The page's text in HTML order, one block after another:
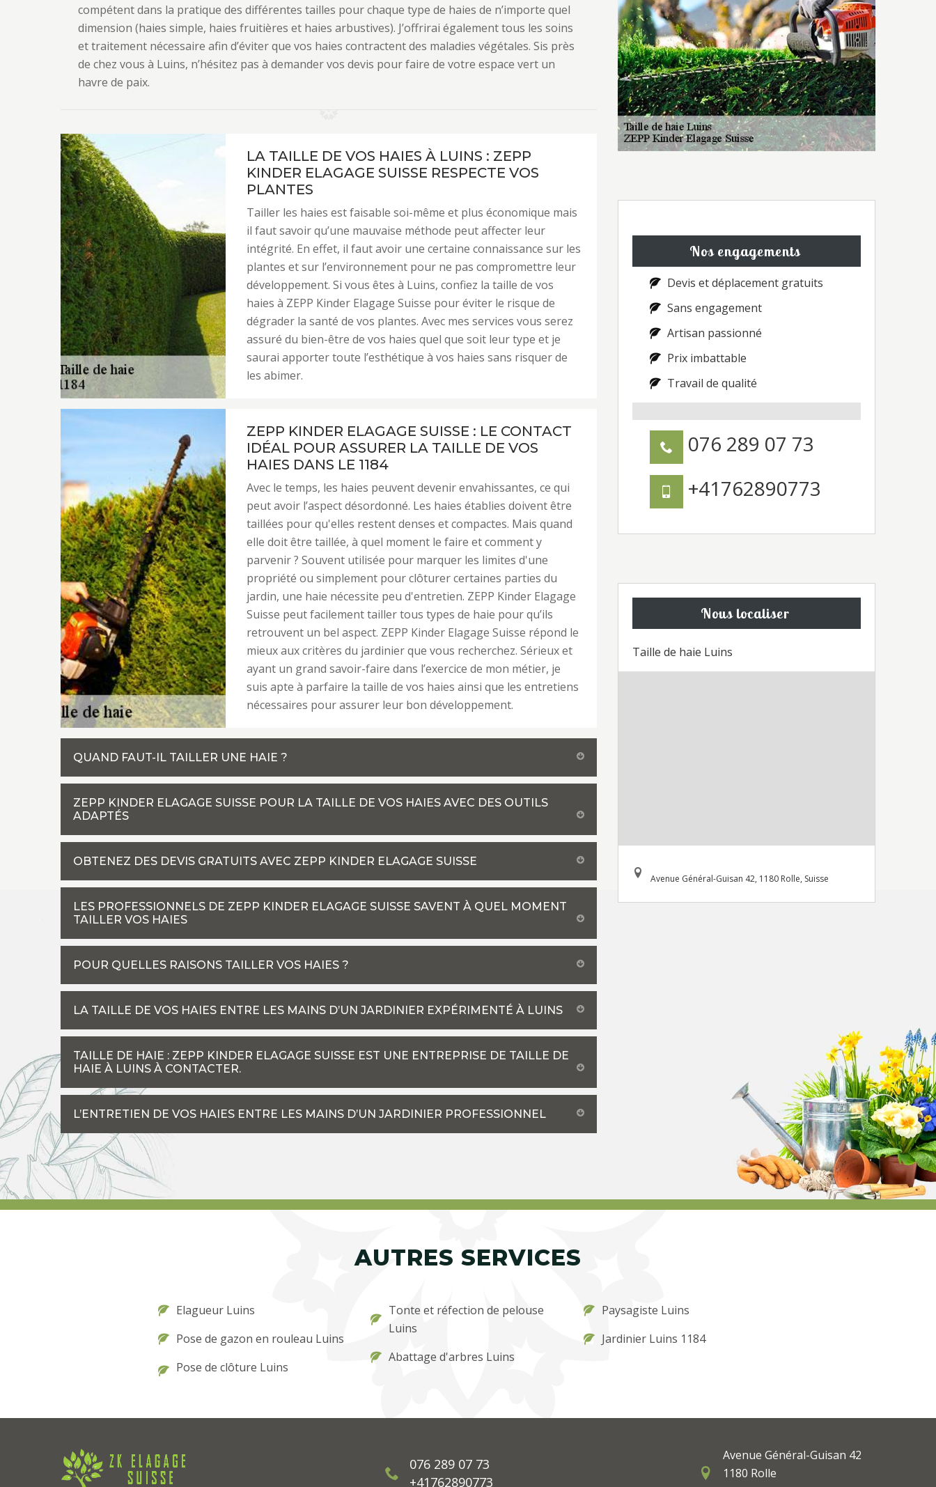
compétent dans la pratique des différentes tailles pour chaque type de haies de n’importe quel
dimension (haies simple, haies fruitières et haies arbustives). J’offrirai également tous les soins
et traitement nécessaire afin d’éviter que vos haies contractent des maladies végétales. Sis près
de chez vous à Luins, n’hésitez pas à demander vos devis pour faire de votre espace vert un
havre de paix.
LA TAILLE DE VOS HAIES À LUINS : ZEPP
KINDER ELAGAGE SUISSE RESPECTE VOS
PLANTES
Tailler les haies est faisable soi-même et plus économique mais
il faut savoir qu’une mauvaise méthode peut affecter leur
intégrité. En effet, il faut avoir une certaine connaissance sur les
plantes et sur l’environnement pour ne pas compromettre leur
développement. Si vous êtes à Luins, confiez la taille de vos
haies à ZEPP Kinder Elagage Suisse pour éviter le risque de
dégrader la santé de vos plantes. Avec mes services vous serez
assuré du bien-être de vos haies quel que soit leur type et je
saurai apporter toute l’esthétique à vos haies sans risquer de
les abimer.
ZEPP KINDER ELAGAGE SUISSE : LE CONTACT
IDÉAL POUR ASSURER LA TAILLE DE VOS
HAIES DANS LE 1184
Avec le temps, les haies peuvent devenir envahissantes, ce qui
peut avoir l’aspect désordonné. Les haies établies doivent être
taillées pour qu'elles restent denses et compactes. Mais quand
elle doit être taillée, à quel moment le faire et comment y
parvenir ? Souvent utilisée pour marquer les limites d'une
propriété ou simplement pour clôturer certaines parties du
jardin, une haie nécessite peu d'entretien. ZEPP Kinder Elagage
Suisse peut facilement tailler tous types de haie pour qu’ils
retrouvent un bel aspect. ZEPP Kinder Elagage Suisse répond le
mieux aux critères du jardinier que vous recherchez. Sérieux et
ayant un grand savoir-faire dans l’exercice de mon métier, je
suis apte à parfaire la taille de vos haies ainsi que les entretiens
nécessaires pour assurer leur bon développement.
QUAND FAUT-IL TAILLER UNE HAIE ?
ZEPP KINDER ELAGAGE SUISSE POUR LA TAILLE DE VOS HAIES AVEC DES OUTILS
ADAPTÉS
OBTENEZ DES DEVIS GRATUITS AVEC ZEPP KINDER ELAGAGE SUISSE
LES PROFESSIONNELS DE ZEPP KINDER ELAGAGE SUISSE SAVENT À QUEL MOMENT
TAILLER VOS HAIES
POUR QUELLES RAISONS TAILLER VOS HAIES ?
LA TAILLE DE VOS HAIES ENTRE LES MAINS D’UN JARDINIER EXPÉRIMENTÉ À LUINS
TAILLE DE HAIE : ZEPP KINDER ELAGAGE SUISSE EST UNE ENTREPRISE DE TAILLE DE
HAIE À LUINS À CONTACTER.
L’ENTRETIEN DE VOS HAIES ENTRE LES MAINS D’UN JARDINIER PROFESSIONNEL
Nos engagements
Devis et déplacement gratuits
Sans engagement
Artisan passionné
Prix imbattable
Travail de qualité
076 289 07 73
+41762890773
Nous localiser
Taille de haie Luins
Avenue Général-Guisan 42, 1180 Rolle, Suisse
AUTRES SERVICES
Elagueur Luins
Pose de gazon en rouleau Luins
Pose de clôture Luins
Tonte et réfection de pelouse
Luins
Abattage d'arbres Luins
Paysagiste Luins
Jardinier Luins 1184
076 289 07 73
+41762890773
Avenue Général-Guisan 42
1180 Rolle